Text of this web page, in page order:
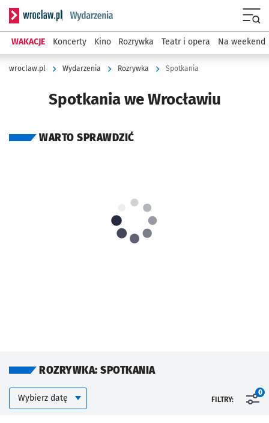
Serwis informacyjny wroclaw.pl podserwis: Wydarzenia
WAKACJE Koncerty Kino Rozrywka Teatr i opera Na weekend
wroclaw.pl Wydarzenia Rozrywka Spotkania
Spotkania we Wrocławiu
WARTO SPRAWDZIĆ
ROZRYWKA: SPOTKANIA
Kalendarium
Wybierz datę FILTRY:
0